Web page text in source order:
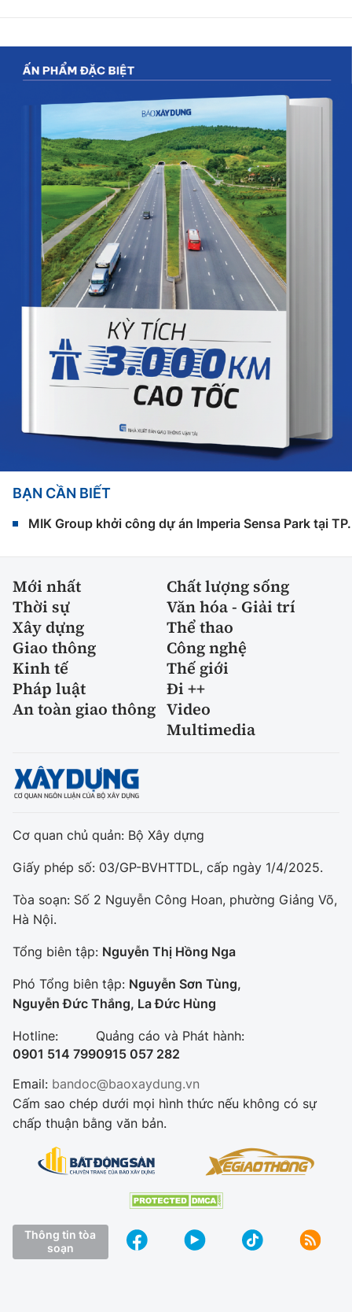
BẠN CẦN BIẾT
MIK Group khởi công dự án Imperia Sensa Park tại
Mới nhất
Chất lượng sống
Thời sự
Văn hóa - Giải trí
Xây dựng
Thể thao
Giao thông
Công nghệ
Kinh tế
Thế giới
Pháp luật
Đi ++
An toàn giao thông Video
Multimedia
Cơ quan chủ quản: Bộ Xây dựng
Giấy phép số: 03/GP-BVHTTDL, cấp ngày 1/4/2025.
Tòa soạn: Số 2 Nguyễn Công Hoan, phường Giảng Võ,
Hà Nội.
Tổng biên tập: Nguyễn Thị Hồng Nga
Phó Tổng biên tập: Nguyễn Sơn Tùng,
Nguyễn Đức Thắng, La Đức Hùng
Hotline:
0901 514 799
Quảng cáo và Phát hành:
0915 057 282
Email: bandoc@baoxaydung.vn
Cấm sao chép dưới mọi hình thức nếu không có sự
chấp thuận bằng văn bản.
Thông tin tòa
soạn